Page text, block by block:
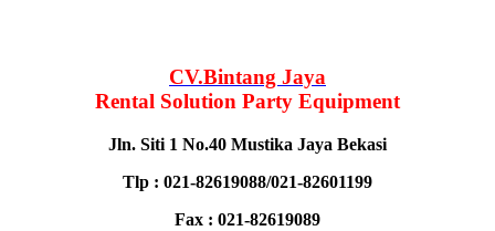
CV.Bintang Jaya
Rental Solution Party Equipment
Jln. Siti 1 No.40 Mustika Jaya Bekasi
Tlp : 021-82619088/021-82601199
Fax : 021-82619089